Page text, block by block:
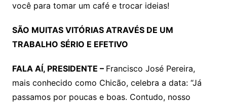
você para tomar um café e trocar ideias!
SÃO MUITAS VITÓRIAS ATRAVÉS DE UM
TRABALHO SÉRIO E EFETIVO
FALA AÍ, PRESIDENTE – Francisco José Pereira,
mais conhecido como Chicão, celebra a data: “Já
passamos por poucas e boas. Contudo, nosso